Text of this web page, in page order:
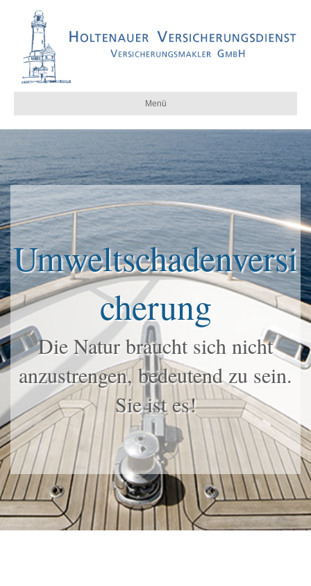
Menü
Umweltschadenversi
cherung
Die Natur braucht sich nicht
anzustrengen, bedeutend zu sein.
Sie ist es!